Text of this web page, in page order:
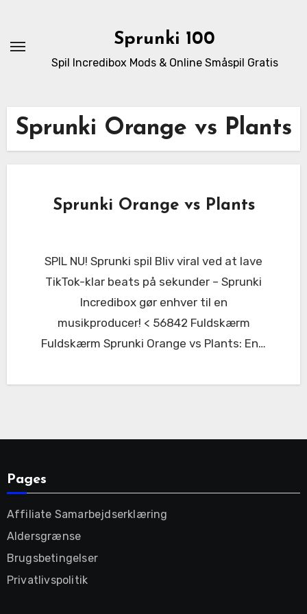
content
Sprunki 100
Spil Incredibox Mods & Online Småspil Gratis
Sprunki Orange vs Plants
Sprunki Orange vs Plants
SPIL NU! Sprunki spil Bliv viral ved at lave
TikTok-klar beats på sekunder – Sprunki
Incredibox gør enhver til en
musikproducer! < 56842 Fuldskærm
Fuldskærm Sprunki Orange vs Plants: En…
Pages
Affiliate Samarbejdserklæring
Aldersgrænse
Brugsbetingelser
Privatlivspolitik